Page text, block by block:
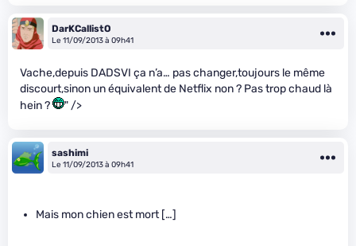
DarKCallistO
Le 11/09/2013 à 09h41
Vache,depuis DADSVI ça n’a… pas changer,toujours le même
discourt,sinon un équivalent de Netflix non ? Pas trop chaud là
hein ?
" />
sashimi
Le 11/09/2013 à 09h41
Mais mon chien est mort […]